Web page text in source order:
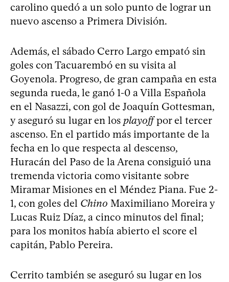
carolino quedó a un solo punto de lograr un
nuevo ascenso a Primera División.
Además, el sábado Cerro Largo empató sin
goles con Tacuarembó en su visita al
Goyenola. Progreso, de gran campaña en esta
segunda rueda, le ganó 1-0 a Villa Española
en el Nasazzi, con gol de Joaquín Gottesman,
y aseguró su lugar en los playoffpor el tercer
ascenso. En el partido más importante de la
fecha en lo que respecta al descenso,
Huracán del Paso de la Arena consiguió una
tremenda victoria como visitante sobre
Miramar Misiones en el Méndez Piana. Fue 2-
1, con goles del Chino Maximiliano Moreira y
Lucas Ruiz Díaz, a cinco minutos del final;
para los monitos había abierto el score el
capitán, Pablo Pereira.
Cerrito también se aseguró su lugar en los